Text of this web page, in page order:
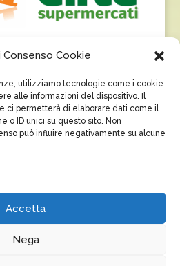
Consenso Cookie
utilizziamo tecnologie come i cookie
alle informazioni del dispositivo. Il
ci permetterà di elaborare dati come il
o ID unici su questo sito. Non
può influire negativamente su alcune
Accetta
Nega